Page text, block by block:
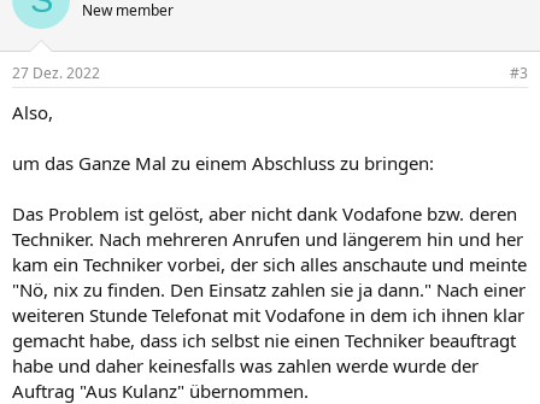
New member
27 Dez. 2022 #3
Also,
um das Ganze Mal zu einem Abschluss zu bringen:
Das Problem ist gelöst, aber nicht dank Vodafone bzw. deren
Techniker. Nach mehreren Anrufen und längerem hin und her
kam ein Techniker vorbei, der sich alles anschaute und meinte
"Nö, nix zu finden. Den Einsatz zahlen sie ja dann." Nach einer
weiteren Stunde Telefonat mit Vodafone in dem ich ihnen klar
gemacht habe, dass ich selbst nie einen Techniker beauftragt
habe und daher keinesfalls was zahlen werde wurde der
Auftrag "Aus Kulanz" übernommen.